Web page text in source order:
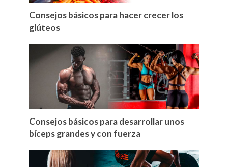
Consejos básicos para hacer crecer los
glúteos
Consejos básicos para desarrollar unos
bíceps grandes y con fuerza